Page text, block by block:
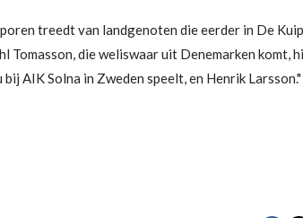
treedt van landgenoten die eerder in De
Tomasson, die weliswaar uit Denemarken komt,
AIK Solna in Zweden speelt, en Henrik Larsson."